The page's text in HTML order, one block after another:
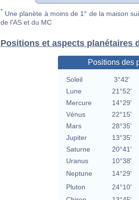
* Une planète à moins de 1° de la maison
de l'AS et du MC
Positions et aspects planétaires
Positions des
Soleil 3°42'
Lune
21°52'
Mercure
14°29'
Vénus
22°15'
Mars
28°35'
Jupiter
13°35'
Saturne
20°41'
Uranus
10°38'
Neptune
14°29'
Pluton
24°10'